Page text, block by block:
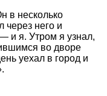
в несколько
через него и
и я. Утром я узнал,
во дворе
уехал в город и